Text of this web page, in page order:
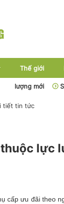
Thế giới
mới Sơn La:
tiết tin tức
lực
cấp ưu đãi theo